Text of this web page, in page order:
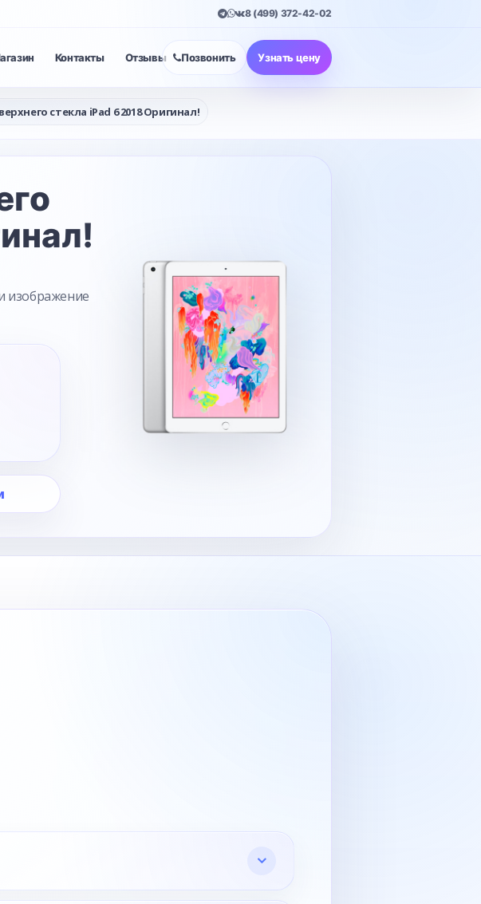
8 (499) 372-42-02
Контакты Отзывы Позвонить Узнать цену
стекла iPad 6 2018 Оригинал!
изображение